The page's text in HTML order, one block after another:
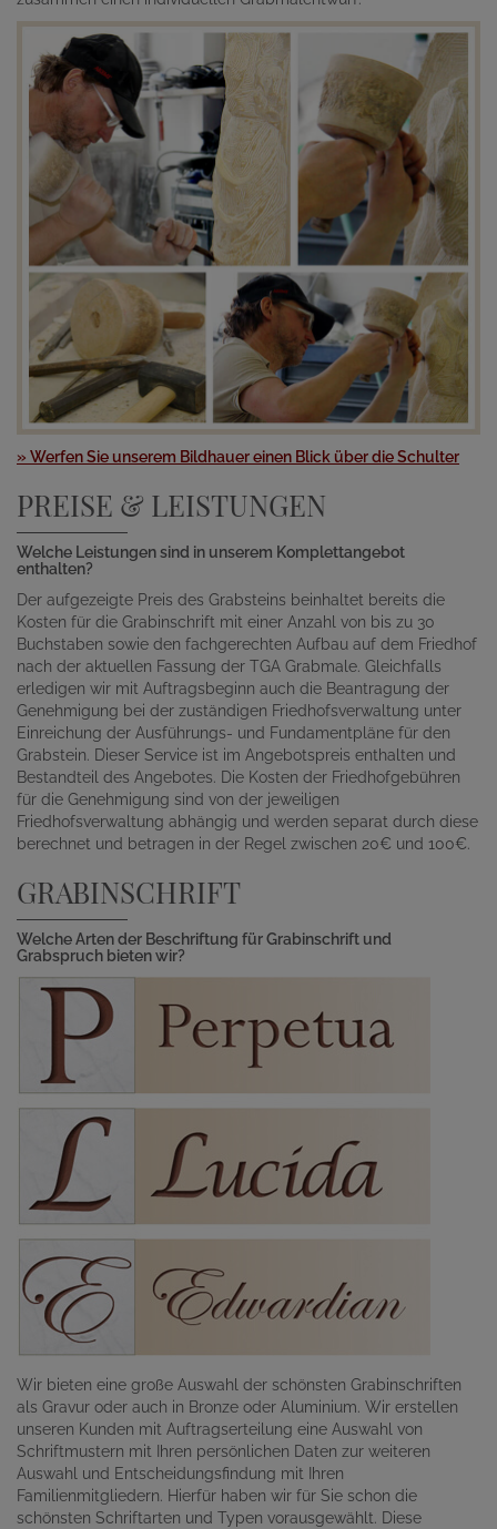
» Werfen Sie unserem Bildhauer einen Blick über die Schulter
PREISE & LEISTUNGEN
Welche Leistungen sind in unserem Komplettangebot
enthalten?
Der aufgezeigte Preis des Grabsteins beinhaltet bereits die
Kosten für die Grabinschrift mit einer Anzahl von bis zu 30
Buchstaben sowie den fachgerechten Aufbau auf dem Friedhof
nach der aktuellen Fassung der TGA Grabmale. Gleichfalls
erledigen wir mit Auftragsbeginn auch die Beantragung der
Genehmigung bei der zuständigen Friedhofsverwaltung unter
Einreichung der Ausführungs- und Fundamentpläne für den
Grabstein. Dieser Service ist im Angebotspreis enthalten und
Bestandteil des Angebotes. Die Kosten der Friedhofgebühren
für die Genehmigung sind von der jeweiligen
Friedhofsverwaltung abhängig und werden separat durch diese
berechnet und betragen in der Regel zwischen 20€ und 100€.
GRABINSCHRIFT
Welche Arten der Beschriftung für Grabinschrift und
Grabspruch bieten wir?
Wir bieten eine große Auswahl der schönsten Grabinschriften
als Gravur oder auch in Bronze oder Aluminium. Wir erstellen
unseren Kunden mit Auftragserteilung eine Auswahl von
Schriftmustern mit Ihren persönlichen Daten zur weiteren
Auswahl und Entscheidungsfindung mit Ihren
Familienmitgliedern. Hierfür haben wir für Sie schon die
schönsten Schriftarten und Typen vorausgewählt. Diese